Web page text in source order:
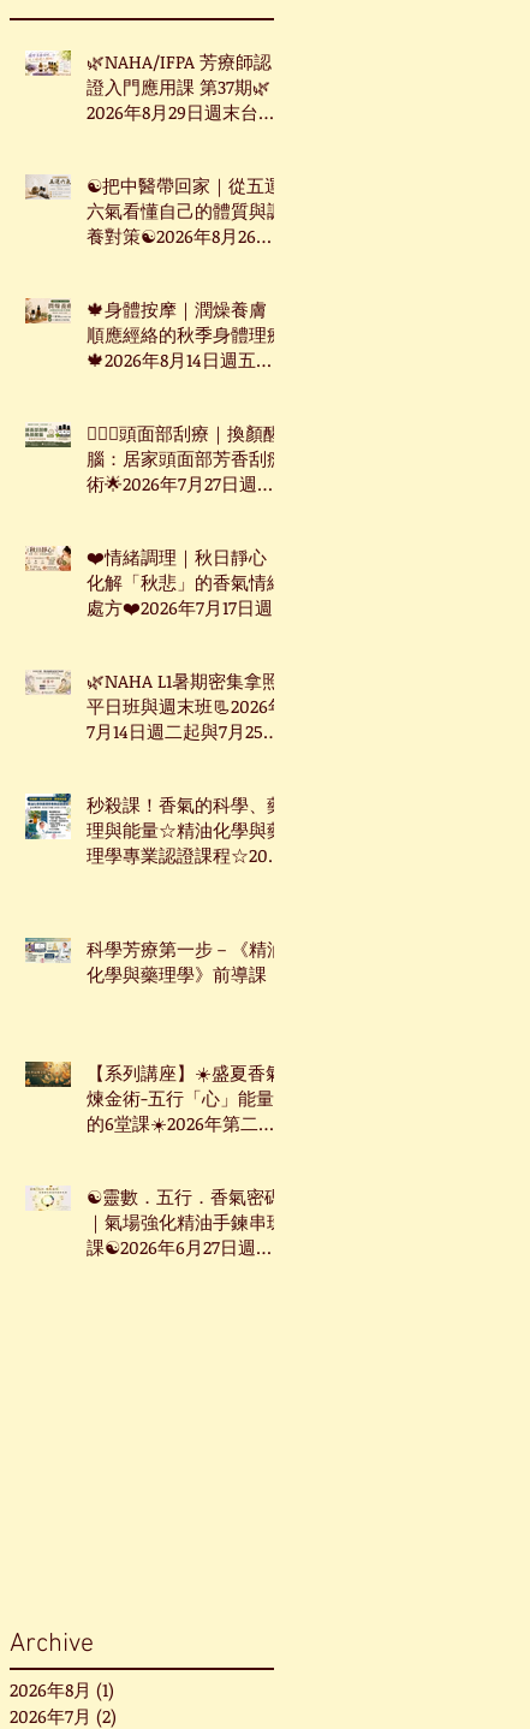
🌿NAHA/IFPA 芳療師認
證入門應用課 第37期🌿
2026年8月29日週末台北
☯把中醫帶回家｜從五運
六氣看懂自己的體質與調
養對策☯2026年8月26日
🍁身體按摩｜潤燥養膚：
順應經絡的秋季身體理療
🍁2026年8月14日週五台
🧖🏻‍♀️頭面部刮療｜換顏醒
腦：居家頭面部芳香刮痧
術🌟2026年7月27日週一
❤️情緒調理｜秋日靜心：
化解「秋悲」的香氣情緒
處方❤️2026年7月17日週
🌿NAHA L1暑期密集拿照
平日班與週末班📃2026年
7月14日週二起與7月25日
秒殺課！香氣的科學、藥
理與能量☆精油化學與藥
理學專業認證課程☆2026
科學芳療第一步－《精油
化學與藥理學》前導課
【系列講座】☀️盛夏香氣
煉金術-五行「心」能量
的6堂課☀️2026年第二季
☯靈數．五行．香氣密碼
｜氣場強化精油手鍊串珠
課☯2026年6月27日週六
Archive
2026年8月 (1)
2026年7月 (2)